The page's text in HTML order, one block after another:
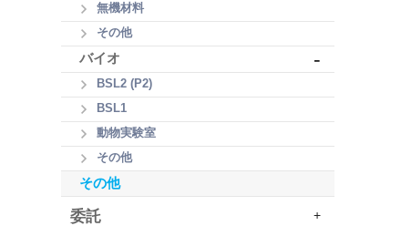
無機材料
その他
バイオ -
BSL2 (P2)
BSL1
動物実験室
その他
その他
委託 +